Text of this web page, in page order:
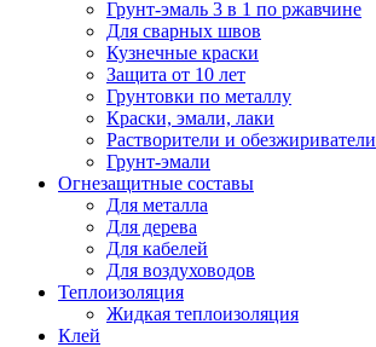
Грунт-эмаль 3 в 1 по ржавчине
Для сварных швов
Кузнечные краски
Защита от 10 лет
Грунтовки по металлу
Краски, эмали, лаки
Растворители и обезжириватели
Грунт-эмали
Огнезащитные составы
Для металла
Для дерева
Для кабелей
Для воздуховодов
Теплоизоляция
Жидкая теплоизоляция
Клей